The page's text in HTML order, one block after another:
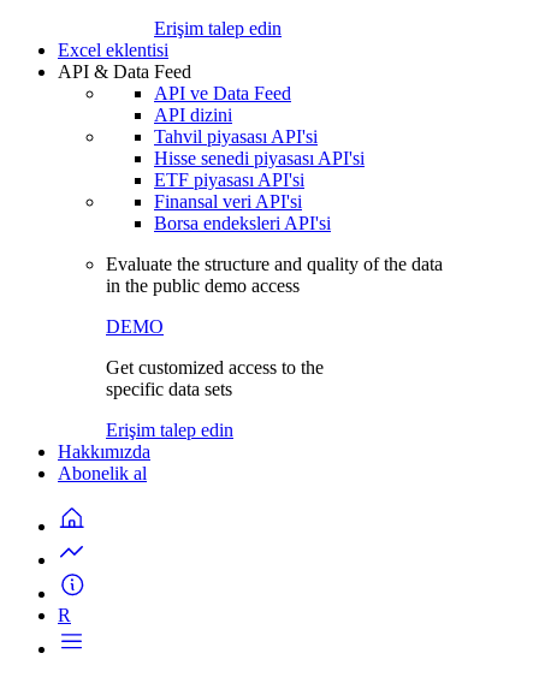
Erişim talep edin
Excel eklentisi
API & Data Feed
API ve Data Feed
API dizini
Tahvil piyasası API'si
Hisse senedi piyasası API'si
ETF piyasası API'si
Finansal veri API'si
Borsa endeksleri API'si
Evaluate the structure and quality of the data
in the public demo access
DEMO
Get customized access to the
specific data sets
Erişim talep edin
Hakkımızda
Abonelik al
R